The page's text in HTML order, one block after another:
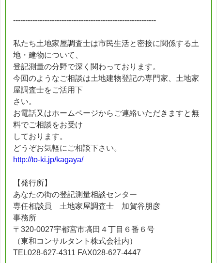
-----------------------------------------------------------
私たち土地家屋調査士は市民生活と密接に関係する土
地・建物について、
登記測量の分野で深く関わっております。
今回のようなご相談は土地建物登記の専門家、土地家
屋調査士をご活用下
さい。
お電話又はホームページからご連絡いただきますと無
料でご相談をお受け
しております。
どうぞお気軽にご相談下さい。
http://to-ki.jp/kagaya/
【発行所】
あなたの街の登記測量相談センター
専任相談員 土地家屋調査士 加賀谷朋彦
事務所
〒320-0027宇都宮市塙田４丁目６番６号
（東和コンサルタント株式会社内）
TEL028-627-4311 FAX028-627-4447